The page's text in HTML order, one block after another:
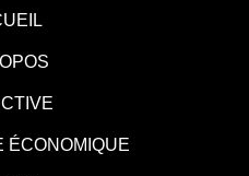
ÉCONOMIQUE